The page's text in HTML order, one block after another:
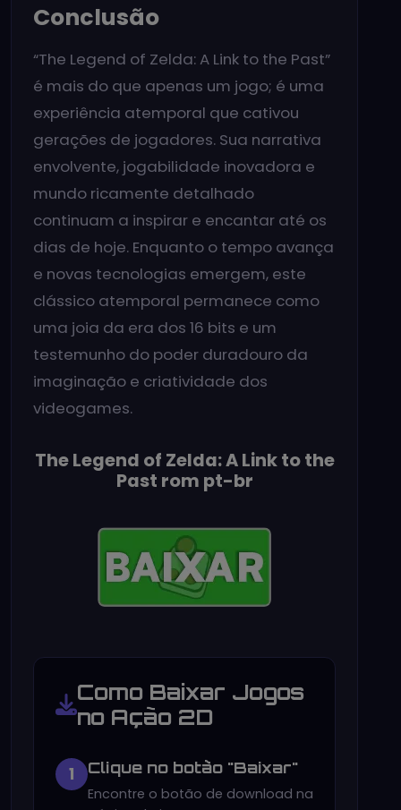
Conclusão
“The Legend of Zelda: A Link to the Past”
é mais do que apenas um jogo; é uma
experiência atemporal que cativou
gerações de jogadores. Sua narrativa
envolvente, jogabilidade inovadora e
mundo ricamente detalhado
continuam a inspirar e encantar até os
dias de hoje. Enquanto o tempo avança
e novas tecnologias emergem, este
clássico atemporal permanece como
uma joia da era dos 16 bits e um
testemunho do poder duradouro da
imaginação e criatividade dos
videogames.
The Legend of Zelda: A Link to the
Past rom pt-br
Como Baixar Jogos
no Ação 2D
1 Clique no botão "Baixar"
Encontre o botão de download na